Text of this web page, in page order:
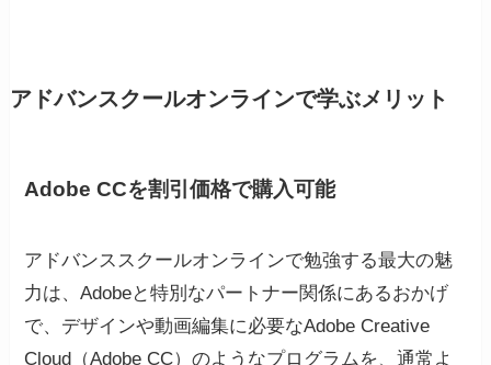
アドバンスクールオンラインで学ぶメリット
Adobe CCを割引価格で購入可能
アドバンススクールオンラインで勉強する最大の魅
力は、Adobeと特別なパートナー関係にあるおかげ
で、デザインや動画編集に必要なAdobe Creative
Cloud（Adobe CC）のようなプログラムを、通常よ